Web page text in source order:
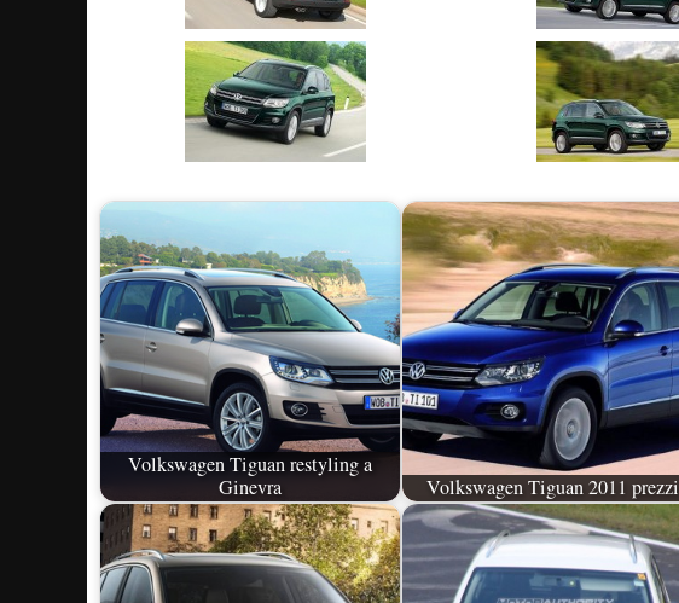
Volkswagen Tiguan restyling a
Ginevra
Volkswagen Tiguan 2011 prezzi